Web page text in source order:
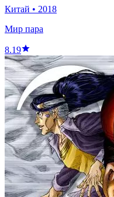
Китай • 2018
Мир пара
8.19